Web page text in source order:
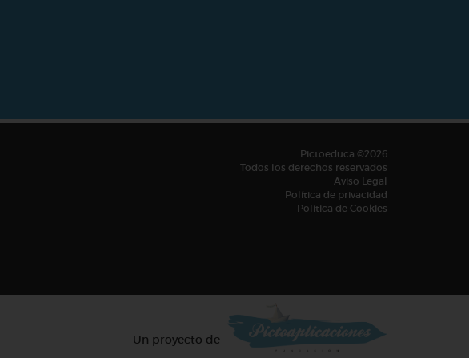
Pictoeduca ©2026
Todos los derechos reservados
Aviso Legal
Política de privacidad
Política de Cookies
Un proyecto de